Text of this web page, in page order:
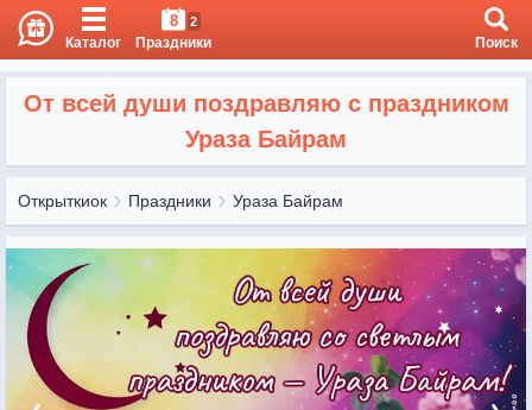
Каталог
8 2
Праздники Поиск
От всей души поздравляю с праздником
Ураза Байрам
Открыткиок Праздники Ураза Байрам